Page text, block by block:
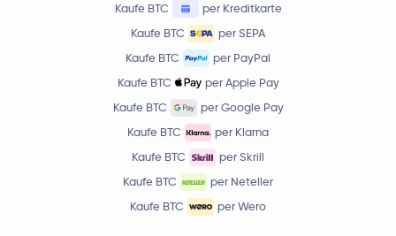
Kaufe BTC
per Kreditkarte
Kaufe BTC
per SEPA
Kaufe BTC
per PayPal
Kaufe BTC
per Apple Pay
Kaufe BTC
per Google Pay
Kaufe BTC
per Klarna
Kaufe BTC
per Skrill
Kaufe BTC
per Neteller
Kaufe BTC
per Wero